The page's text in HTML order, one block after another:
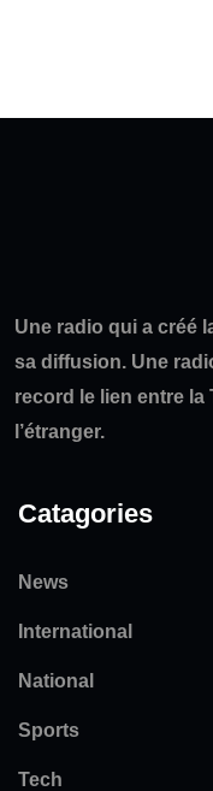
Une radio qui a créé
sa diffusion. Une
record le lien entre la
l’étranger.
Catagories
News
International
National
Sports
Tech